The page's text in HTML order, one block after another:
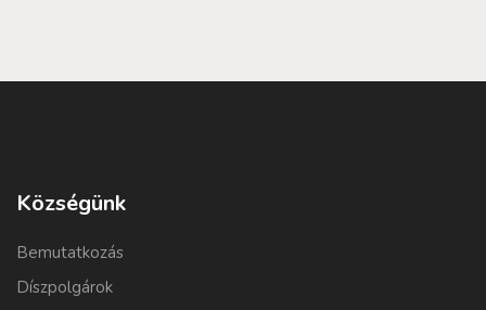
Községünk
Bemutatkozás
Díszpolgárok